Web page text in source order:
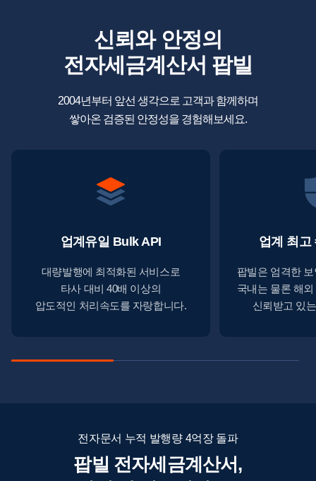
신뢰와 안정의
전자세금계산서 팝빌
2004년부터 앞선 생각으로 고객과 함께하며
쌓아온 검증된 안정성을 경험해보세요.
업계유일 Bulk API
대량발행에 최적화된 서비스로
타사 대비 40배 이상의
압도적인 처리속도를 자랑합니다.
업계 최고
팝빌은 엄격한
국내는 물론 해
신뢰받고 있
전자문서 누적 발행량 4억장 돌파
팝빌 전자세금계산서,